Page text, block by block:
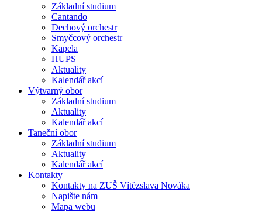
Základní studium
Cantando
Dechový orchestr
Smyčcový orchestr
Kapela
HUPS
Aktuality
Kalendář akcí
Výtvarný obor
Základní studium
Aktuality
Kalendář akcí
Taneční obor
Základní studium
Aktuality
Kalendář akcí
Kontakty
Kontakty na ZUŠ Vítězslava Nováka
Napište nám
Mapa webu